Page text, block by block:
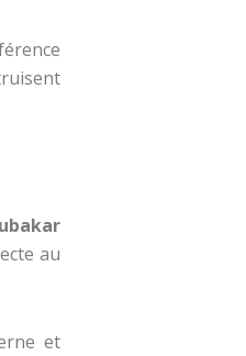
au
et